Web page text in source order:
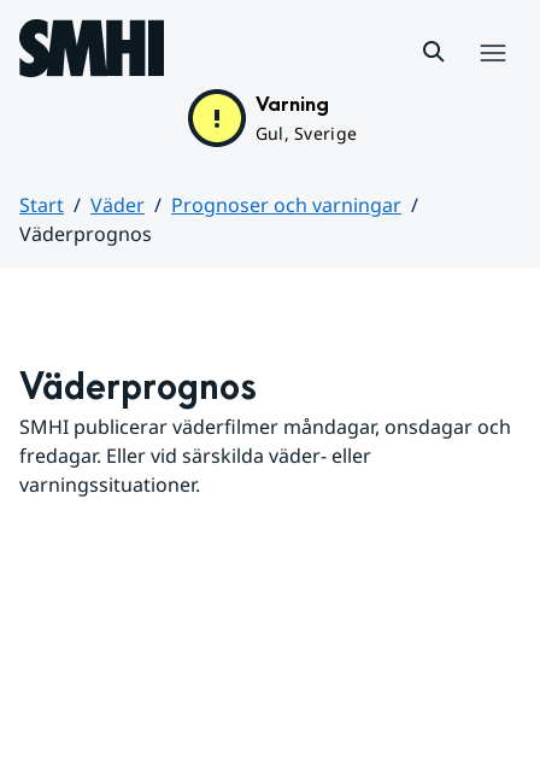
Hoppa till sidans innehåll
Varning
Gul, Sverige
Start Väder
Prognoser och varningar
Väderprognos
Väderprognos
SMHI publicerar väderfilmer måndagar, onsdagar och
fredagar. Eller vid särskilda väder- eller
varningssituationer.